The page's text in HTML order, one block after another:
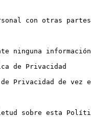
con otras
ninguna
de Privacidad
Privacidad de
sobre esta